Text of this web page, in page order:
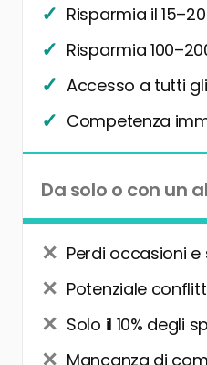
Risparmia il
Risparmia
Accesso a tutti
Competenza
Da solo o con un
Perdi occasioni
Potenziale
Solo il 10% degli
Mancanza di